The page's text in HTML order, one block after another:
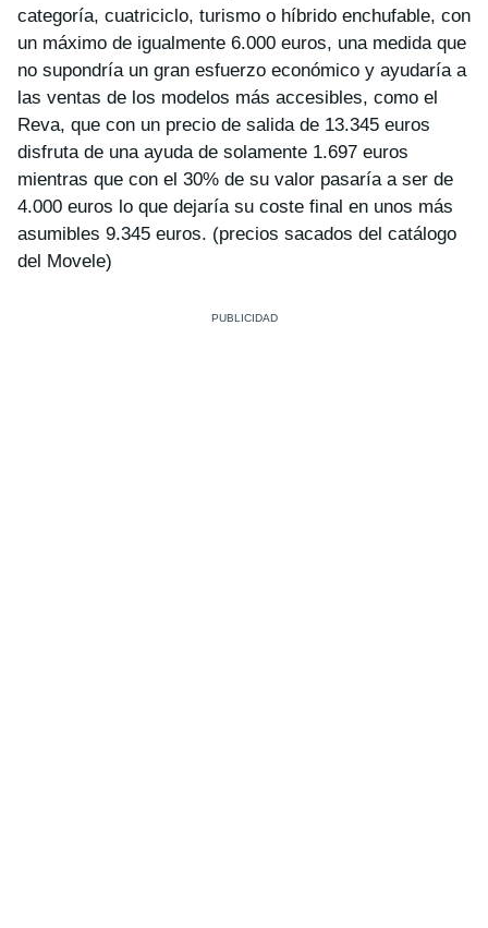
categoría, cuatriciclo, turismo o híbrido enchufable, con
un máximo de igualmente 6.000 euros, una medida que
no supondría un gran esfuerzo económico y ayudaría a
las ventas de los modelos más accesibles, como el
Reva, que con un precio de salida de 13.345 euros
disfruta de una ayuda de solamente 1.697 euros
mientras que con el 30% de su valor pasaría a ser de
4.000 euros lo que dejaría su coste final en unos más
asumibles 9.345 euros. (precios sacados del catálogo
del Movele)